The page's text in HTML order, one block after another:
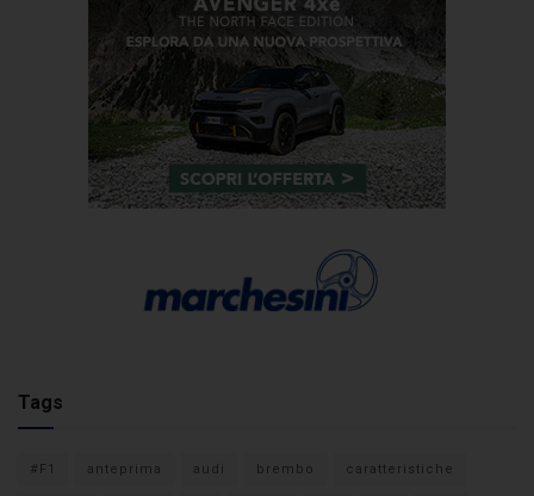
Tags
#F1 anteprima audi brembo caratteristiche